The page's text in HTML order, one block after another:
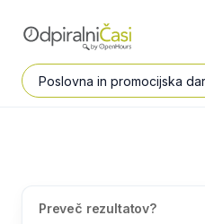
Preveč rezultatov?